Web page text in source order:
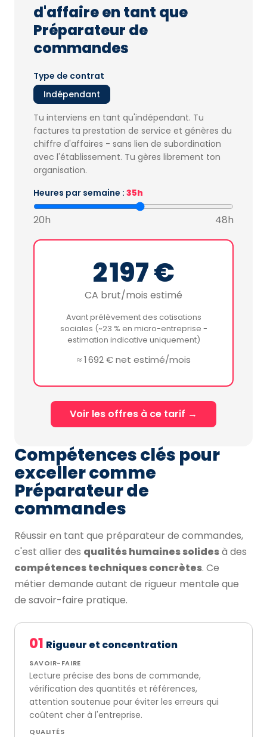
d'affaire en tant que
Préparateur de
commandes
Type de contrat
Indépendant
Tu interviens en tant qu'indépendant. Tu
factures ta prestation de service et génères du
chiffre d'affaires - sans lien de subordination
avec l'établissement. Tu gères librement ton
organisation.
Heures par semaine : 35h
20h 48h
2 197 €
CA brut/mois estimé
Avant prélèvement des cotisations
sociales (~23 % en micro-entreprise -
estimation indicative uniquement)
≈ 1 692 € net estimé/mois
Voir les offres à ce tarif →
Compétences clés pour
exceller comme
Préparateur de
commandes
Réussir en tant que préparateur de commandes,
c'est allier des qualités humaines solidesà des
compétences techniques concrètes. Ce
métier demande autant de rigueur mentale que
de savoir-faire pratique.
01 Rigueur et concentration
SAVOIR-FAIRE
Lecture précise des bons de commande,
vérification des quantités et références,
attention soutenue pour éviter les erreurs qui
coûtent cher à l'entreprise.
QUALITÉS